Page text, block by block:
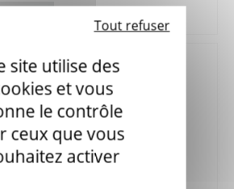
site utilise des
et vous
le contrôle
ceux que vous
activer
Tout refuser